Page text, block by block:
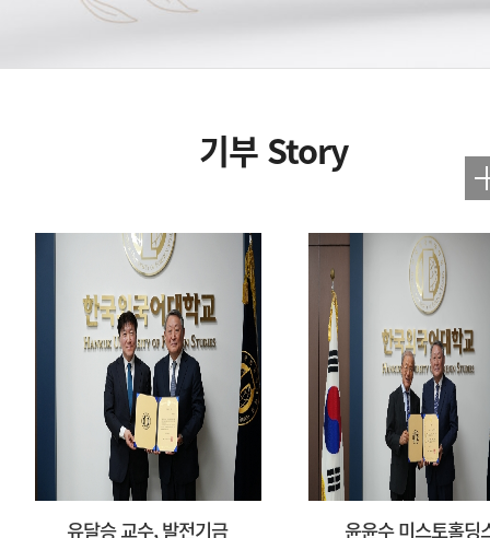
기부 Story
유달승 교수, 발전기금
윤윤수 미스토홀딩